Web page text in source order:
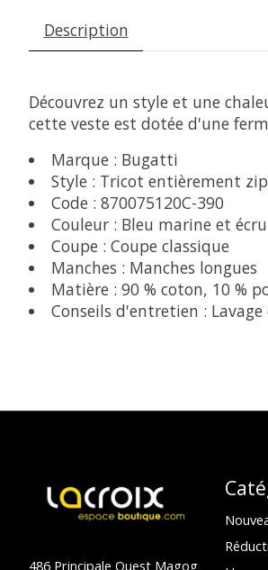
Description
Découvrez un style et une
cette veste est dotée d'une
Marque : Bugatti
Style : Tricot entièrement
Code : 870075120C-390
Couleur : Bleu marine et écru
Coupe : Coupe classique
Manches : Manches longues
Matière : 90 % coton, 10 %
Conseils d'entretien : Lavage
486 Principale Ouest Magog